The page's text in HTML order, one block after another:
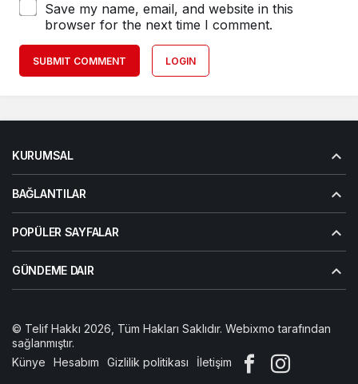
Save my name, email, and website in this
browser for the next time I comment.
SUBMIT COMMENT LOGIN
KURUMSAL
BAĞLANTILAR
POPÜLER SAYFALAR
GÜNDEME DAIR
© Telif Hakkı 2026, Tüm Hakları Saklıdır. Webixmo tarafından
sağlanmıştır.
Künye
Hesabım Gizlilik politikası İletişim